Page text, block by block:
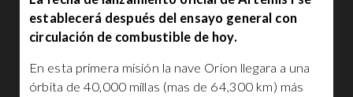
establecerá después del ensayo general con
circulación de combustible de hoy.
En esta primera misión la nave Orion llegara a una
órbita de 40,000 millas (mas de 64,300 km) más